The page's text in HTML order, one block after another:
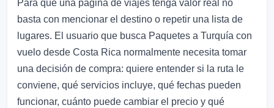
Para que una página de viajes tenga valor real no
basta con mencionar el destino o repetir una lista de
lugares. El usuario que busca Paquetes a Turquía con
vuelo desde Costa Rica normalmente necesita tomar
una decisión de compra: quiere entender si la ruta le
conviene, qué servicios incluye, qué fechas pueden
funcionar, cuánto puede cambiar el precio y qué